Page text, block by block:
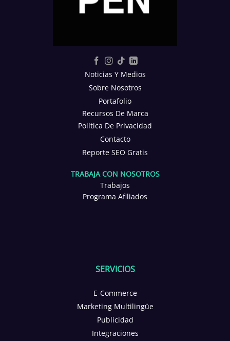
Noticias Y Medios
Sobre Nosotros
Portafolio
Recursos De Marca
Política De Privacidad
Contacto
Reporte SEO Gratis
TRABAJA CON NOSOTROS
Trabajos
Programa Afiliados
SERVICIOS
E-Commerce
Marketing Multilingüe
Publicidad
Integraciones